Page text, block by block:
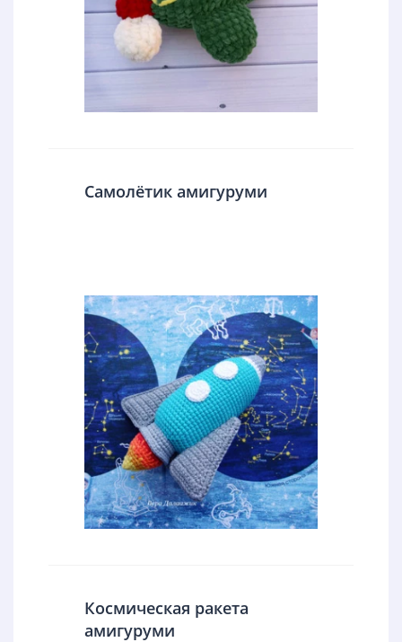
Самолётик амигуруми
Космическая ракета
амигуруми